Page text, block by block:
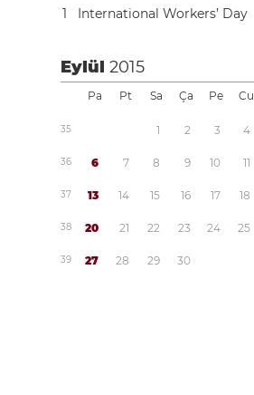
1 International Workers’ Day
Eylül2015
Pa Pt Sa Ça Pe Cu
35 1 2 3 4
36 6 7 8 9 10 11
37 13 14 15 16 17 18
38 20 21 22 23 24 25
39 27 28 29 30